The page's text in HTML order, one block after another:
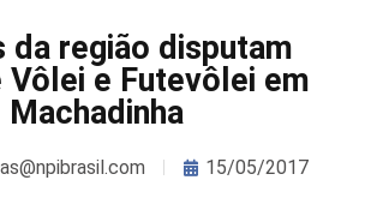
da região disputam
Vôlei e Futevôlei em
Machadinha
15/05/2017